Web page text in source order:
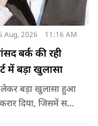
Aug, 2026 11:16 AM
बर्क की रही
में बड़ा खुलासा
लेकर बड़ा खुलासा हुआ
दिया, जिसमें सपा